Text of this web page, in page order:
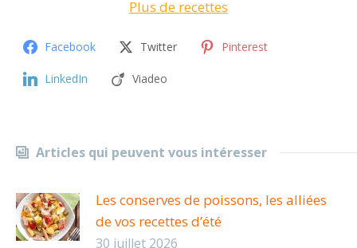
Plus de recettes
Facebook Twitter Pinterest
LinkedIn Viadeo
Articles qui peuvent vous intéresser
Les conserves de poissons, les alliées
de vos recettes d’été
30 juillet 2026